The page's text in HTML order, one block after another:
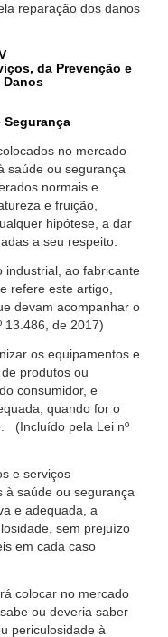
reparação dos danos
da Prevenção e
Danos
Segurança
no mercado
saúde ou segurança
normais e
e fruição,
hipótese, a dar
a seu respeito.
industrial, ao fabricante
refere este artigo,
devam acompanhar o
de 2017)
os equipamentos e
produtos ou
consumidor, e
quando for o
(Incluído pela Lei nº
e serviços
à saúde ou segurança
e adequada, a
sem prejuízo
em cada caso
colocar no mercado
ou deveria saber
periculosidade à